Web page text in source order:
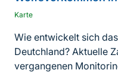
Karte
Wie entwickelt sich
Deutchland? Aktuelle
vergangenen